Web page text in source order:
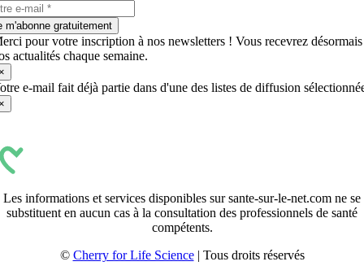
m'abonne gratuitement
pour votre inscription à nos newsletters ! Vous recevrez désormais
actualités chaque semaine.
e-mail fait déjà partie dans d'une des listes de diffusion
Les informations et services disponibles sur sante-sur-le-net.com ne se
substituent en aucun cas à la consultation des professionnels de santé
compétents.
© Cherry for Life Science| Tous droits réservés